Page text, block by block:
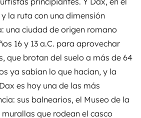
la ruta con una dimensión
una ciudad de origen romano
16 y 13 a.C. para aprovechar
que brotan del suelo a más de 64
ya sabían lo que hacían, y la
es hoy una de las más
sus balnearios, el Museo de la
que rodean el casco